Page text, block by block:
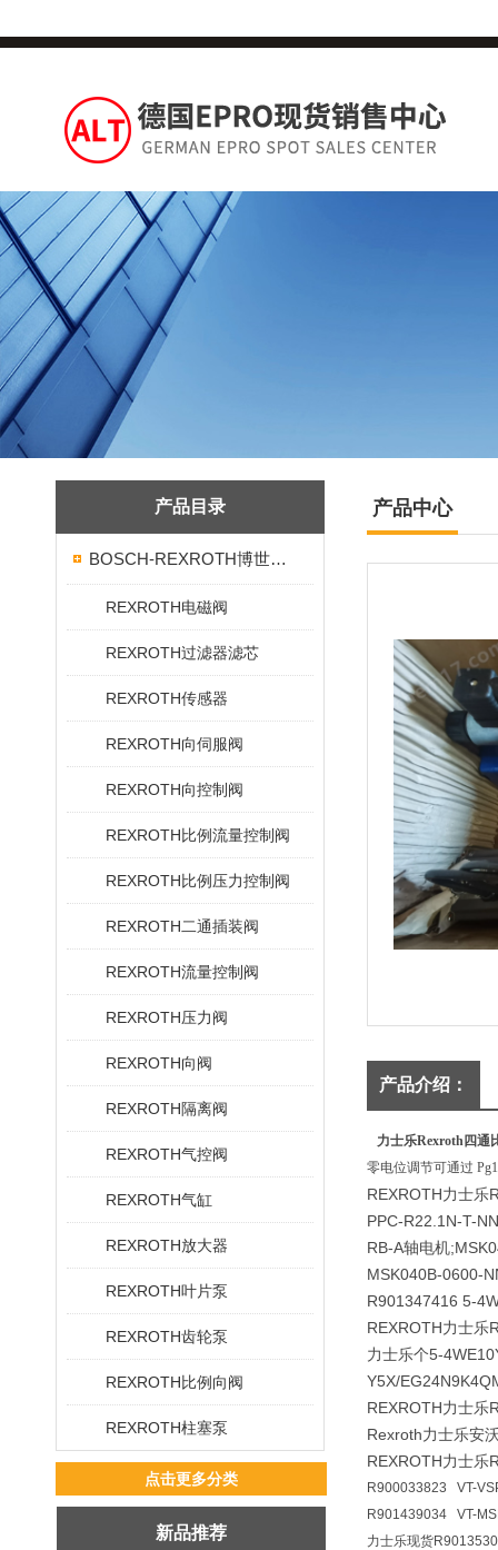
产品目录
BOSCH-REXROTH博世力士乐
REXROTH电磁阀
REXROTH过滤器滤芯
REXROTH传感器
REXROTH向伺服阀
REXROTH向控制阀
REXROTH比例流量控制阀
REXROTH比例压力控制阀
REXROTH二通插装阀
REXROTH流量控制阀
REXROTH压力阀
REXROTH向阀
REXROTH隔离阀
REXROTH气控阀
REXROTH气缸
REXROTH放大器
REXROTH叶片泵
REXROTH齿轮泵
REXROTH比例向阀
REXROTH柱塞泵
点击更多分类
新品推荐
产品中心
产品介绍：
力士乐Rexroth四通
零电位调节可通过
REXROTH力士乐
PPC-R22.1N-T-
RB-A轴电机
MSK040B-0600-
R901347416 5-
REXROTH力士乐
力士乐个5-
Y5X/
REXROTH力士乐
Rexroth力士乐安
REXROTH力士乐
R900033823 VT-
R901439034 VT-
力士乐现货